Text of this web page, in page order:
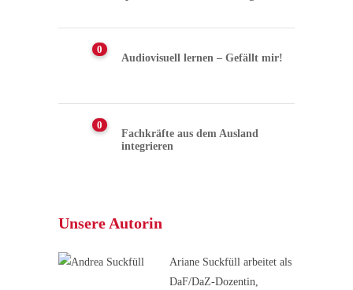
0
Audiovisuell lernen – Gefällt mir!
0
Fachkräfte aus dem Ausland
integrieren
Unsere Autorin
Ariane Suckfüll arbeitet als
DaF/DaZ-Dozentin,